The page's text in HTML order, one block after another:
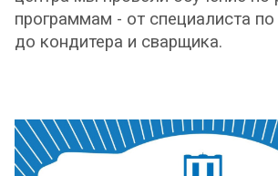
программам - от специалиста по
до кондитера и сварщика.